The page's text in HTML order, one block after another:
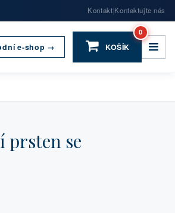
Kontakt|Kontaktujte nás
e-shop → KOŠÍK
0
prsten se